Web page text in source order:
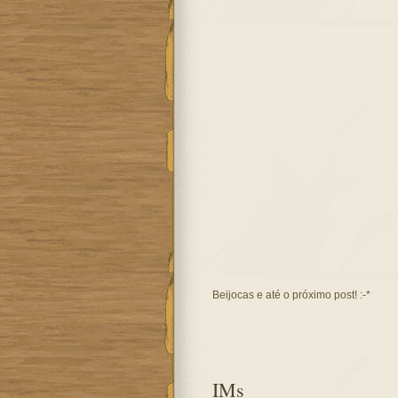
Beijocas e até o próximo post! :-*
IMs